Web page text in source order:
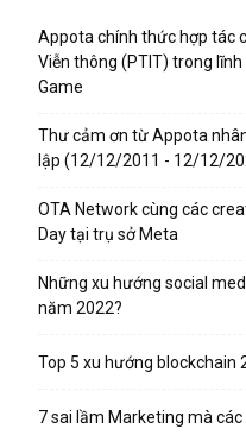
Appota chính thức hợp tác
Viễn thông (PTIT) trong
Game
Thư cảm ơn từ Appota
lập (12/12/2011 - 12/12/
OTA Network cùng các
Day tại trụ sở Meta
Những xu hướng social
năm 2022?
Top 5 xu hướng blockchain
7 sai lầm Marketing mà